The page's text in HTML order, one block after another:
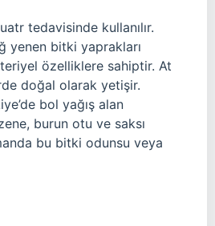
tedavisinde kullanılır.
yenen bitki yaprakları
özelliklere sahiptir. At
doğal olarak yetişir.
bol yağış alan
burun otu ve saksı
bu bitki odunsu veya